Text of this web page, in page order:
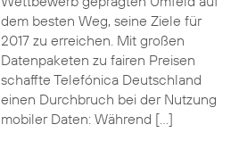
dem besten Weg, seine Ziele für
2017 zu erreichen. Mit großen
Datenpaketen zu fairen Preisen
schaffte Telefónica Deutschland
einen Durchbruch bei der Nutzung
mobiler Daten: Während […]